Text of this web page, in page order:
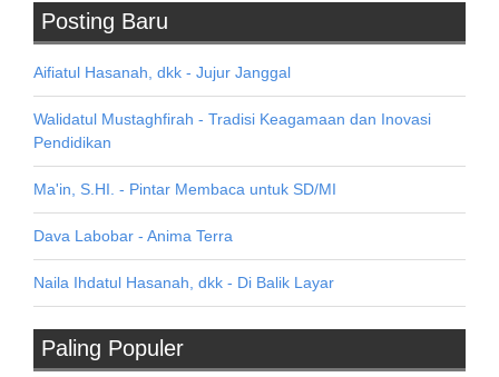
Posting Baru
Aifiatul Hasanah, dkk - Jujur Janggal
Walidatul Mustaghfirah - Tradisi Keagamaan dan Inovasi
Pendidikan
Ma'in, S.HI. - Pintar Membaca untuk SD/MI
Dava Labobar - Anima Terra
Naila Ihdatul Hasanah, dkk - Di Balik Layar
Paling Populer